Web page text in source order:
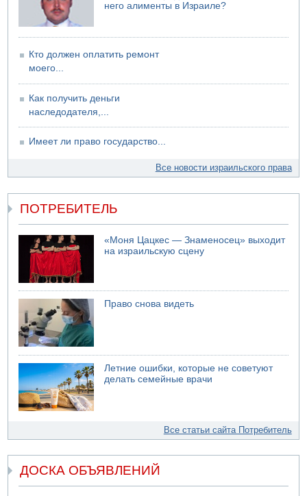
него алименты в Израиле?
Кто должен оплатить ремонт
моего...
Как получить деньги
наследодателя,...
Имеет ли право государство...
Все новости израильского права
ПОТРЕБИТЕЛЬ
«Моня Цацкес — Знаменосец» выходит
на израильскую сцену
Право снова видеть
Летние ошибки, которые не советуют
делать семейные врачи
Все статьи сайта Потребитель
ДОСКА ОБЪЯВЛЕНИЙ